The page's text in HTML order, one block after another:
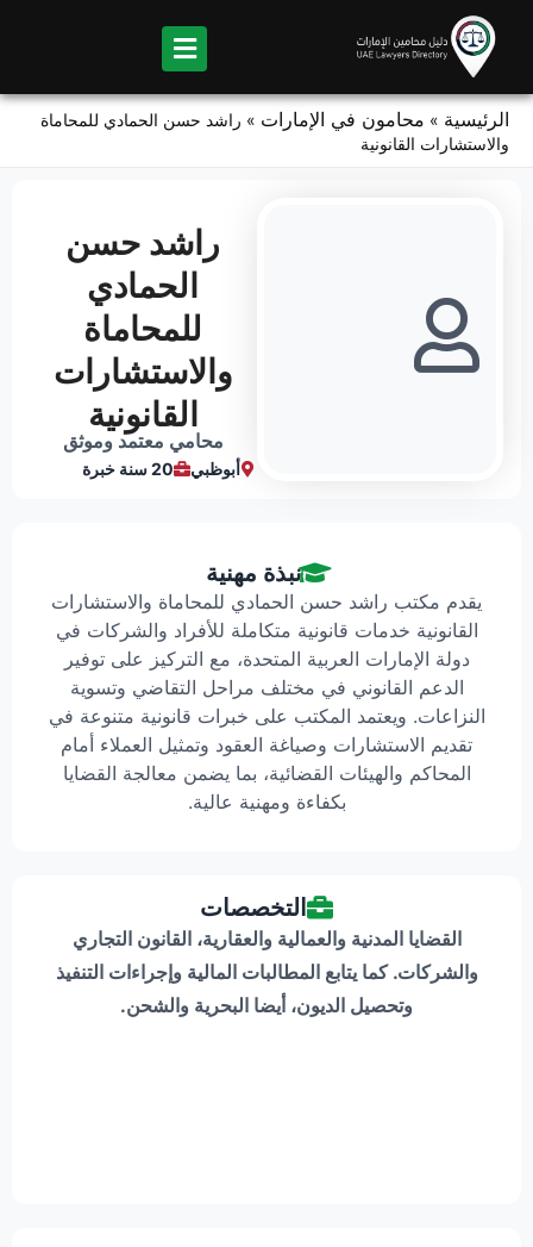
content
الرئيسية » محامون في الإمارات » راشد حسن الحمادي للمحاماة
والاستشارات القانونية
راشد حسن
الحمادي
للمحاماة
والاستشارات
القانونية
محامي معتمد وموثق
أبوظبي 20 سنة خبرة
نبذة مهنية
يقدم مكتب راشد حسن الحمادي للمحاماة والاستشارات
القانونية خدمات قانونية متكاملة للأفراد والشركات في
دولة الإمارات العربية المتحدة، مع التركيز على توفير
الدعم القانوني في مختلف مراحل التقاضي وتسوية
النزاعات. ويعتمد المكتب على خبرات قانونية متنوعة في
تقديم الاستشارات وصياغة العقود وتمثيل العملاء أمام
المحاكم والهيئات القضائية، بما يضمن معالجة القضايا
بكفاءة ومهنية عالية.
التخصصات
القضايا المدنية والعمالية والعقارية، القانون التجاري
والشركات. كما يتابع المطالبات المالية وإجراءات التنفيذ
وتحصيل الديون، أيضا البحرية والشحن.